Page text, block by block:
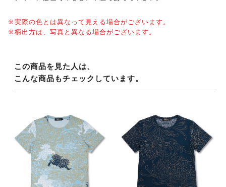
※実際の色とは異なって見える場合がございます。
※柄出方は、写真と異なる場合がございます。
この商品を見た人は、
こんな商品もチェックしています。